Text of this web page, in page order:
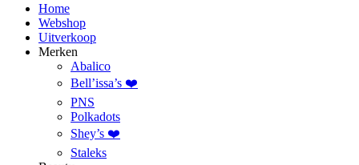
Home
Webshop
Uitverkoop
Merken
Abalico
Bell’issa’s ❤️
PNS
Polkadots
Shey’s ❤️
Staleks